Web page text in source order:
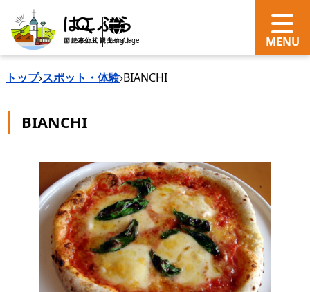
search Language
トップ›スポット・体験›BIANCHI
BIANCHI